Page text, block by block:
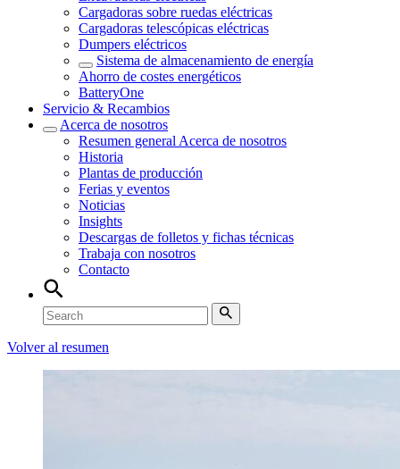
Cargadoras sobre ruedas eléctricas
Cargadoras telescópicas eléctricas
Dumpers eléctricos
Sistema de almacenamiento de energía
Ahorro de costes energéticos
BatteryOne
Servicio & Recambios
Acerca de nosotros
Resumen general Acerca de nosotros
Historia
Plantas de producción
Ferias y eventos
Noticias
Insights
Descargas de folletos y fichas técnicas
Trabaja con nosotros
Contacto
Volver al resumen